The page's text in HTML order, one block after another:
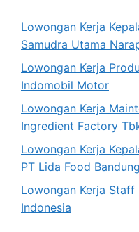
Lowongan Kerja
Samudra Utama
Lowongan Kerja
Indomobil Motor
Lowongan Kerja
Ingredient Factory
Lowongan Kerja
PT Lida Food Bandung
Lowongan Kerja Staff
Indonesia